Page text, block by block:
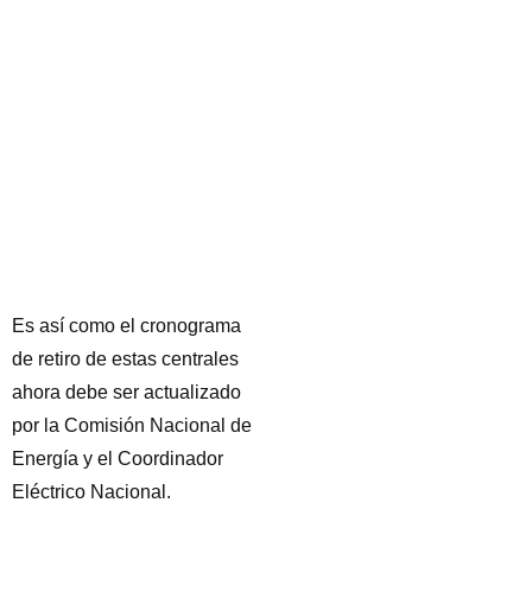
Es así como el cronograma
de retiro de estas centrales
ahora debe ser actualizado
por la Comisión Nacional de
Energía y el Coordinador
Eléctrico Nacional.